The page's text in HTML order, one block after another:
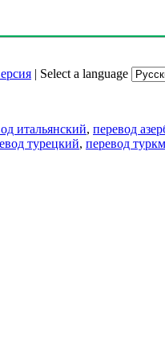
| Select a language
итальянский, перевод
турецкий, перевод